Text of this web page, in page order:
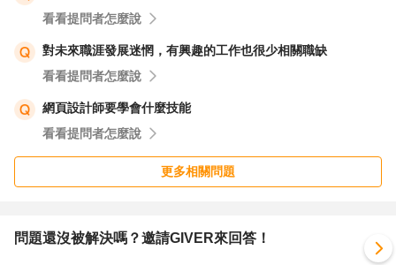
看看提問者怎麼說
對未來職涯發展迷惘，有興趣的工作也很少相關職缺
看看提問者怎麼說
網頁設計師要學會什麼技能
看看提問者怎麼說
更多相關問題
問題還沒被解決嗎？邀請GIVER來回答！